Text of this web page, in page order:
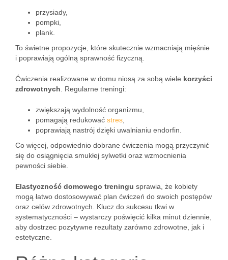
przysiady,
pompki,
plank.
To świetne propozycje, które skutecznie wzmacniają mięśnie
i poprawiają ogólną sprawność fizyczną.
Ćwiczenia realizowane w domu niosą za sobą wiele korzyści
zdrowotnych . Regularne treningi:
zwiększają wydolność organizmu,
pomagają redukować stres
poprawiają nastrój dzięki uwalnianiu endorfin.
Co więcej, odpowiednio dobrane ćwiczenia mogą przyczynić
się do osiągnięcia smukłej sylwetki oraz wzmocnienia
pewności siebie.
Elastyczność domowego treningu sprawia, że kobiety
mogą łatwo dostosowywać plan ćwiczeń do swoich postępów
oraz celów zdrowotnych. Klucz do sukcesu tkwi w
systematyczności – wystarczy poświęcić kilka minut dziennie,
aby dostrzec pozytywne rezultaty zarówno zdrowotne, jak i
estetyczne.